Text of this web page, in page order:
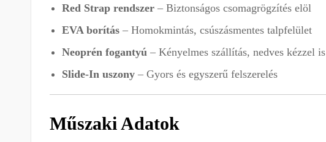
Red Strap rendszer – Biztonságos csomagrögzítés elöl
EVA borítás – Homokmintás, csúszásmentes talpfelület
Neoprén fogantyú – Kényelmes szállítás, nedves kézzel is
Slide-In uszony – Gyors és egyszerű felszerelés
Műszaki Adatok